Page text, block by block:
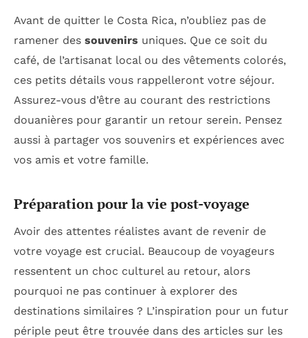
Avant de quitter le Costa Rica, n’oubliez pas de
ramener des souvenirs uniques. Que ce soit du
café, de l’artisanat local ou des vêtements colorés,
ces petits détails vous rappelleront votre séjour.
Assurez-vous d’être au courant des restrictions
douanières pour garantir un retour serein. Pensez
aussi à partager vos souvenirs et expériences avec
vos amis et votre famille.
Préparation pour la vie post-voyage
Avoir des attentes réalistes avant de revenir de
votre voyage est crucial. Beaucoup de voyageurs
ressentent un choc culturel au retour, alors
pourquoi ne pas continuer à explorer des
destinations similaires ? L’inspiration pour un futur
périple peut être trouvée dans des articles sur les